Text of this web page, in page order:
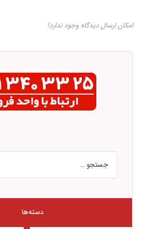
امکان ارسال دیدگاه وجود ندارد!
دسته‌ها